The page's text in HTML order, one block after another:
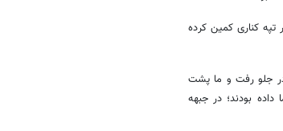
کناری کمین کرده
جلو رفت و ما پشت
بودند؛ در جبهه